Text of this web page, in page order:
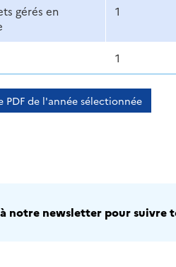
gérés en
1
1
PDF de l'année sélectionnée
notre newsletter pour suivre